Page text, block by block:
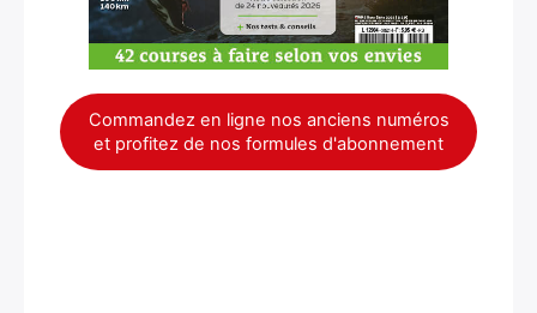
Commandez en ligne nos anciens numéros
et profitez de nos formules d'abonnement